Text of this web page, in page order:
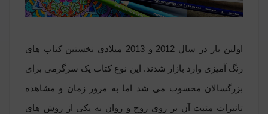
اولین بار در سال 2012 و 2013 میلادی نخستین کتاب های
رنگ آمیزی وارد بازار شدند. این نوع کتاب یک سرگرمی برای
بزرگسالان محسوب می شد اما به مرور زمان و مشاهده
تاثیرات مثبت آن بر روی روح و روان به یکی از روش های